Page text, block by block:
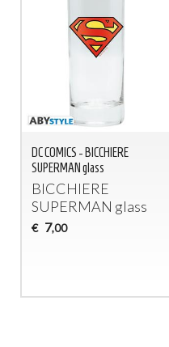
DC COMICS - BICCHIERE
SUPERMAN glass
BICCHIERE
SUPERMAN glass
€ 7,00